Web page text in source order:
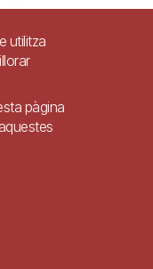
Ajuda
1112/2018, de 7 de
per a dispositius
utilitza
pàgina